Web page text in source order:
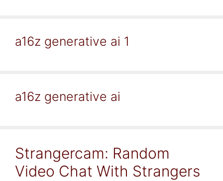
a16z generative ai 1
a16z generative ai
Strangercam: Random
Video Chat With Strangers